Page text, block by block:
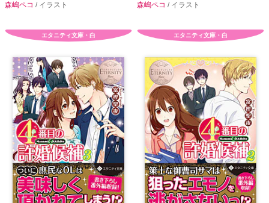
森嶋ペコ / イラスト
森嶋ペコ / イラスト
エタニティ文庫・白 エタニティ文庫・白